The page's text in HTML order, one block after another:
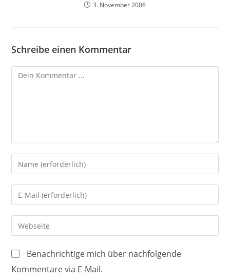
3. November 2006
Schreibe einen Kommentar
Kommentieren
Gib
deinen
Namen
oder
Benutzernamen
zum
ein
Gib
deine
E-
Mail-
zum
Kommentieren
Gib
deine
Website-
URL
ein
Benachrichtige mich über nachfolgende
Kommentare via E-Mail.